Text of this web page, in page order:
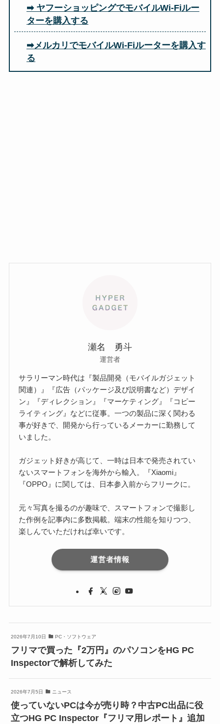
➡ ヤフーショッピングでモバイルWi-Fiルー
ターを購入する
➡メルカリでモバイルWi-Fiルーターを購入す
る
瀬名 勇斗
運営者
サラリーマン時代は『製品開発（モバイルガジェット
関連）』『広告（パッケージ及び説明書など）デザイ
ン』『ディレクション』『マーケティング』『コピー
ライティング』などに従事。一つの製品に深く関わる
事が好きで、開発から行っているメーカーに勤務して
いました。
ガジェット好きが高じて、一時は日本で発売されてい
ないスマートフォンを海外から輸入。『Xiaomi』
『OPPO』に関しては、日本参入前からフリークに。
元々写真を撮るのが趣味で、スマートフォンで撮影し
た作例を記事内に多数掲載。端末の性能を知りつつ、
楽しんでいただければ幸いです。
運営者情報
2026年7月10日 PC・ソフトウェア
フリマで買った『2万円』のパソコンをHG PC
Inspectorで解析してみた
2026年7月5日 ニュース
使っていないPCは今が売り時？中古PC出品に役
立つHG PC Inspector『フリマ用レポート』追加